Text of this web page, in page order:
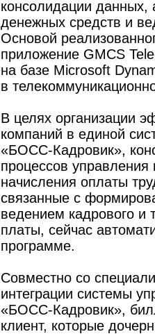
консолидации данных,
денежных средств и
Основой
приложение GMCS
на базе Microsoft
в
В целях организации
компаний в единой
«БОСС-Кадровик»,
процессов
начисления оплаты
связанные с
ведением кадрового и
платы, сейчас
программе.
Совместно со
интеграции системы
«БОСС-Кадровик»,
клиент, которые